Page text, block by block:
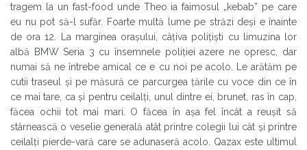
tragem la un fast-food unde Theo ia faimosul „kebab” pe care
eu nu pot să-l sufăr. Foarte multă lume pe străzi deși e înainte
de ora 12. La marginea orașului, câțiva polițiști cu limuzina lor
albă BMW Seria 3 cu însemnele poliției azere ne opresc, dar
numai să ne întrebe amical ce e cu noi pe acolo. Le arătăm pe
cutii traseul și pe măsură ce parcurgea țările cu voce din ce în
ce mai tare, ca și pentru ceilalți, unul dintre ei, brunet, ras în cap,
făcea ochii tot mai mari. O făcea în așa fel încât a reușit să
stârnească o veselie generală atât printre colegii lui cât și printre
ceilalți pierde-vară care se adunaseră acolo. Qazax este ultimul